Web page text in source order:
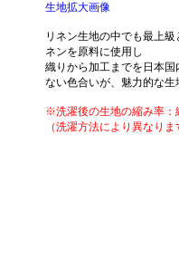
生地拡大画像
リネン生地の中でも最上級
ネンを原料に使用し
織りから加工までを日本
ない色合いが、魅力的な生
※洗濯後の生地の縮み率：
（洗濯方法により異なりま